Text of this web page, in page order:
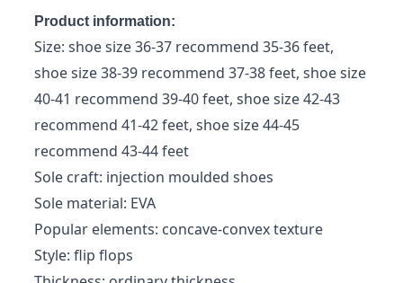
Product information:
Size: shoe size 36-37 recommend 35-36 feet,
shoe size 38-39 recommend 37-38 feet, shoe size
40-41 recommend 39-40 feet, shoe size 42-43
recommend 41-42 feet, shoe size 44-45
recommend 43-44 feet
Sole craft: injection moulded shoes
Sole material: EVA
Popular elements: concave-convex texture
Style: flip flops